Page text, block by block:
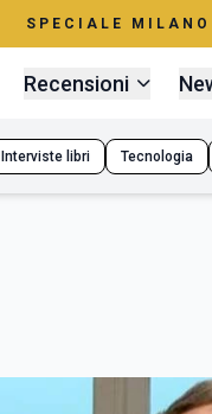
SPECIALE MILANO
Recensioni
Interviste libri Tecnologia